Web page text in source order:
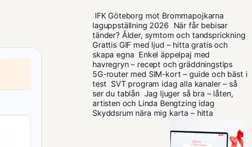
IFK Göteborg mot Brommapojkarna
laguppställning 2026 När får bebisar
tänder? Ålder, symtom och tandsprickning
Grattis GIF med ljud – hitta gratis och
skapa egna Enkel äppelpaj med
havregryn – recept och gräddningstips
5G-router med SIM-kort – guide och bäst i
test SVT program idag alla kanaler – så
ser du tablån Jag ljuger så bra – låten,
artisten och Linda Bengtzing idag
Skyddsrum nära mig karta – hitta